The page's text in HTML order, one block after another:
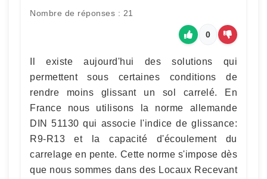
Nombre de réponses : 21
0
Il existe aujourd'hui des solutions qui
permettent sous certaines conditions de
rendre moins glissant un sol carrelé. En
France nous utilisons la norme allemande
DIN 51130 qui associe l'indice de glissance:
R9-R13 et la capacité d'écoulement du
carrelage en pente. Cette norme s'impose dès
que nous sommes dans des Locaux Recevant